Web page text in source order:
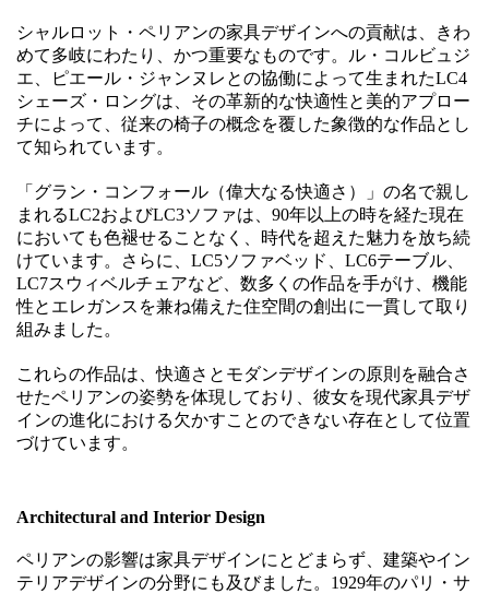
シャルロット・ペリアンの家具デザインへの貢献は、きわ
めて多岐にわたり、かつ重要なものです。ル・コルビュジ
エ、ピエール・ジャンヌレとの協働によって生まれたLC4
シェーズ・ロングは、その革新的な快適性と美的アプロー
チによって、従来の椅子の概念を覆した象徴的な作品とし
て知られています。
「グラン・コンフォール（偉大なる快適さ）」の名で親し
まれるLC2およびLC3ソファは、90年以上の時を経た現在
においても色褪せることなく、時代を超えた魅力を放ち続
けています。さらに、LC5ソファベッド、LC6テーブル、
LC7スウィベルチェアなど、数多くの作品を手がけ、機能
性とエレガンスを兼ね備えた住空間の創出に一貫して取り
組みました。
これらの作品は、快適さとモダンデザインの原則を融合さ
せたペリアンの姿勢を体現しており、彼女を現代家具デザ
インの進化における欠かすことのできない存在として位置
づけています。
Architectural and Interior Design
ペリアンの影響は家具デザインにとどまらず、建築やイン
テリアデザインの分野にも及びました。1929年のパリ・サ